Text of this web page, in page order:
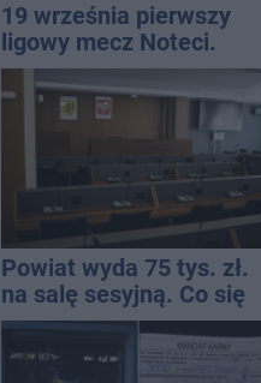
19 września pierwszy
ligowy mecz Noteci.
Znamy cały terminarz
Powiat wyda 75 tys. zł.
na salę sesyjną. Co się
zmieni?